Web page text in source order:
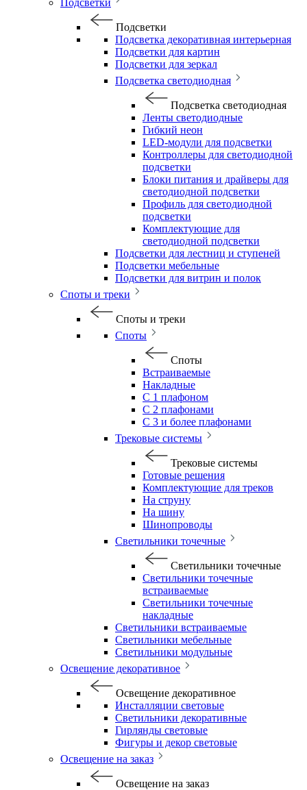
Подсветки
Подсветки
Подсветка декоративная интерьерная
Подсветки для картин
Подсветки для зеркал
Подсветка светодиодная
Подсветка светодиодная
Ленты светодиодные
Гибкий неон
LED-модули для подсветки
Контроллеры для светодиодной
подсветки
Блоки питания и драйверы для
светодиодной подсветки
Профиль для светодиодной
подсветки
Комплектующие для
светодиодной подсветки
Подсветки для лестниц и ступеней
Подсветки мебельные
Подсветки для витрин и полок
Споты и треки
Споты и треки
Споты
Споты
Встраиваемые
Накладные
С 1 плафоном
С 2 плафонами
С 3 и более плафонами
Трековые системы
Трековые системы
Готовые решения
Комплектующие для треков
На струну
На шину
Шинопроводы
Светильники точечные
Светильники точечные
Светильники точечные
встраиваемые
Светильники точечные
накладные
Светильники встраиваемые
Светильники мебельные
Светильники модульные
Освещение декоративное
Освещение декоративное
Инсталляции световые
Светильники декоративные
Гирлянды световые
Фигуры и декор световые
Освещение на заказ
Освещение на заказ